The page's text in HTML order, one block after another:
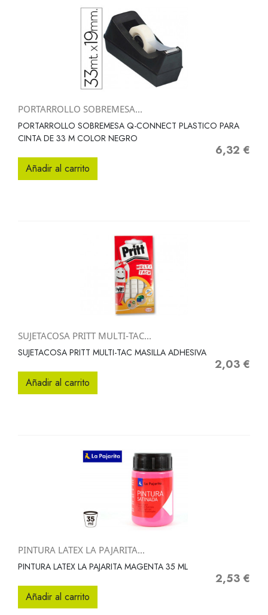
PORTARROLLO SOBREMESA...
PORTARROLLO SOBREMESA Q-CONNECT PLASTICO PARA
CINTA DE 33 M COLOR NEGRO
Precio
6,32 €
Añadir al carrito
SUJETACOSA PRITT MULTI-TAC...
SUJETACOSA PRITT MULTI-TAC MASILLA ADHESIVA
Precio
2,03 €
Añadir al carrito
PINTURA LATEX LA PAJARITA...
PINTURA LATEX LA PAJARITA MAGENTA 35 ML
Precio
2,53 €
Añadir al carrito